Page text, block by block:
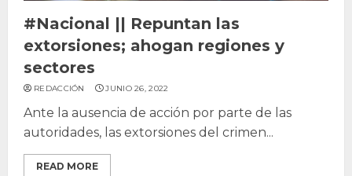
#Nacional || Repuntan las
extorsiones; ahogan regiones y
sectores
REDACCIÓN JUNIO 26, 2022
Ante la ausencia de acción por parte de las
autoridades, las extorsiones del crimen...
READ MORE